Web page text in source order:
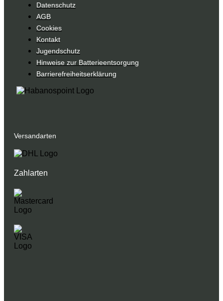
Datenschutz
AGB
Cookies
Kontakt
Jugendschutz
Hinweise zur Batterieentsorgung
Barrierefreiheitserklärung
Versandarten
Zahlarten